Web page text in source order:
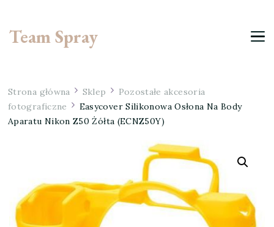
Team Spray
Strona główna Sklep
Pozostałe akcesoria
fotograficzne
Easycover Silikonowa Osłona Na Body
Aparatu Nikon Z50 Żółta (ECNZ50Y)